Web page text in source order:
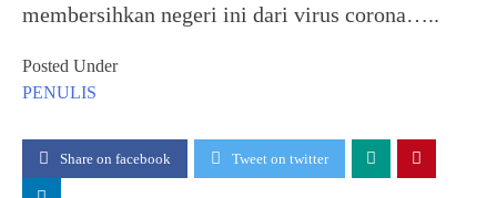
membersihkan negeri ini dari virus corona…..
Posted Under
PENULIS
Share on facebook Tweet on twitter